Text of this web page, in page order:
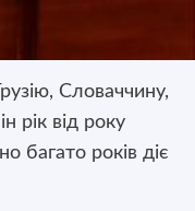
Словаччину,
рік від року
багато років діє